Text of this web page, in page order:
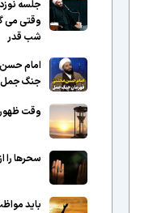
جلسه
وقتی می
شب قدر
امام حسن
جنگ جمل
وقت ظهور
سحرها را
باید